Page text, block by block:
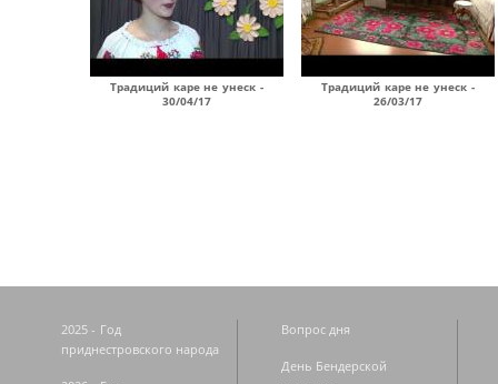
Традиций каре не унеск -
30/04/17
Традиций каре не унеск -
26/03/17
2025 - Год
приднестровского народа
Вопрос дня
День Бендерской